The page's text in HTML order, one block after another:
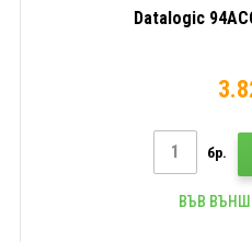
Datalogic
бр.
ВЪВ